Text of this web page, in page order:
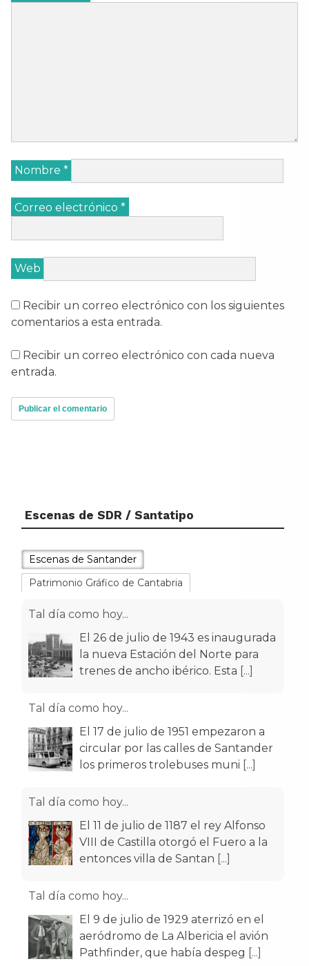
Nombre *
Correo electrónico *
Web
Recibir un correo electrónico con los siguientes
comentarios a esta entrada.
Recibir un correo electrónico con cada nueva
entrada.
Escenas de SDR / Santatipo
Escenas de Santander
Patrimonio Gráfico de Cantabria
Tal día como hoy...
El 26 de julio de 1943 es inaugurada
la nueva Estación del Norte para
trenes de ancho ibérico. Esta [...]
Tal día como hoy...
El 17 de julio de 1951 empezaron a
circular por las calles de Santander
los primeros trolebuses muni [...]
Tal día como hoy...
El 11 de julio de 1187 el rey Alfonso
VIII de Castilla otorgó el Fuero a la
entonces villa de Santan [...]
Tal día como hoy...
El 9 de julio de 1929 aterrizó en el
aeródromo de La Albericia el avión
Pathfinder, que había despeg [...]